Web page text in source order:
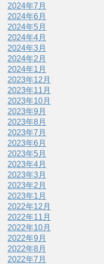
2024年7月
2024年6月
2024年5月
2024年4月
2024年3月
2024年2月
2024年1月
2023年12月
2023年11月
2023年10月
2023年9月
2023年8月
2023年7月
2023年6月
2023年5月
2023年4月
2023年3月
2023年2月
2023年1月
2022年12月
2022年11月
2022年10月
2022年9月
2022年8月
2022年7月